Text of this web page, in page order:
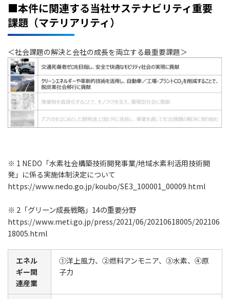
■本件に関連する当社サステナビリティ重要
課題（マテリアリティ）
＜社会課題の解決と会社の成長を両立する最重要課題＞
※ 1 NEDO「水素社会構築技術開発事業/地域水素利活用技術開
発」に係る実施体制決定について
https://www.nedo.go.jp/koubo/SE3_100001_00009.html
※ 2「グリーン成長戦略」14の重要分野
https://www.meti.go.jp/press/2021/06/20210618005/202106
18005.html
エネル
ギー関
連産業
①洋上風力、②燃料アンモニア、③水素、④原
子力